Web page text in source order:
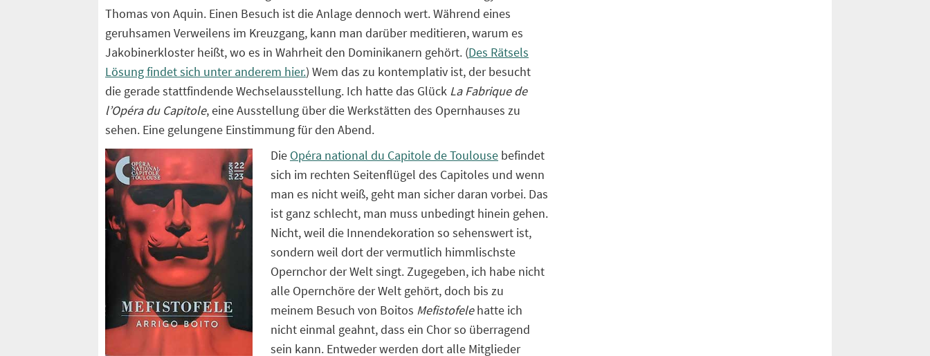
Thomas von Aquin. Einen Besuch ist die Anlage dennoch wert. Während eines
geruhsamen Verweilens im Kreuzgang, kann man darüber meditieren, warum es
Jakobinerkloster heißt, wo es in Wahrheit den Dominikanern gehört. (Des Rätsels
Lösung findet sich unter anderem hier.) Wem das zu kontemplativ ist, der besucht
die gerade stattfindende Wechselausstellung. Ich hatte das Glück La Fabrique de
l’Opéra du Capitole, eine Ausstellung über die Werkstätten des Opernhauses zu
sehen. Eine gelungene Einstimmung für den Abend.
Die Opéra national du Capitole de Toulouse befindet
sich im rechten Seitenflügel des Capitoles und wenn
man es nicht weiß, geht man sicher daran vorbei. Das
ist ganz schlecht, man muss unbedingt hinein gehen.
Nicht, weil die Innendekoration so sehenswert ist,
sondern weil dort der vermutlich himmlischste
Opernchor der Welt singt. Zugegeben, ich habe nicht
alle Opernchöre der Welt gehört, doch bis zu
meinem Besuch von Boitos Mefistofelehatte ich
nicht einmal geahnt, dass ein Chor so überragend
sein kann. Entweder werden dort alle Mitglieder